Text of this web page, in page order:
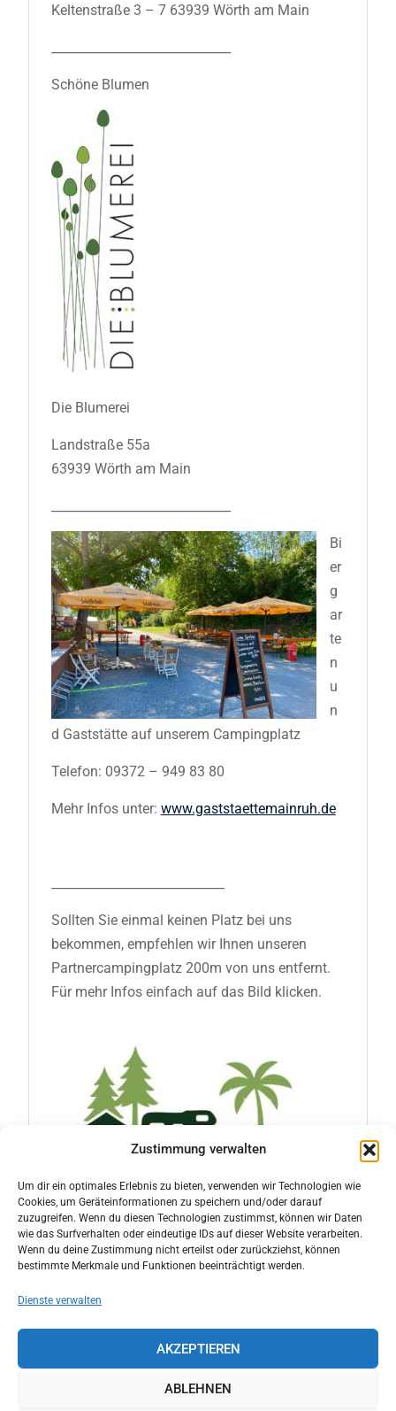
Zustimmung verwalten
Um dir ein optimales Erlebnis zu bieten, verwenden wir Technologien wie
Cookies, um Geräteinformationen zu speichern und/oder darauf
zuzugreifen. Wenn du diesen Technologien zustimmst, können wir Daten
wie das Surfverhalten oder eindeutige IDs auf dieser Website verarbeiten.
Wenn du deine Zustimmung nicht erteilst oder zurückziehst, können
bestimmte Merkmale und Funktionen beeinträchtigt werden.
Dienste verwalten
AKZEPTIEREN
ABLEHNEN
Keltenstraße 3 – 7 63939 Wörth am Main
Schöne Blumen
Die Blumerei
Landstraße 55a
63939 Wörth am Main
Bi
er
g
ar
te
n
u
n
d Gaststätte auf unserem Campingplatz
Telefon: 09372 – 949 83 80
Mehr Infos unter: www.gaststaettemainruh.de
Sollten Sie einmal keinen Platz bei uns
bekommen, empfehlen wir Ihnen unseren
Partnercampingplatz 200m von uns entfernt.
Für mehr Infos einfach auf das Bild klicken.